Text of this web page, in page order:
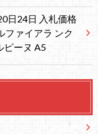
日24日 入札価格
ファイアラ ンク
ピーヌ A5